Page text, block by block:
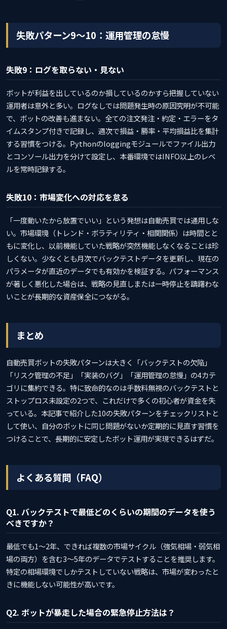
失敗パターン9〜10：運用管理の怠慢
失敗9：ログを取らない・見ない
ボットが利益を出しているのか損しているのかすら把握していない
運用者は意外と多い。ログなしでは問題発生時の原因究明が不可能
で、ボットの改善も進まない。全ての注文発注・約定・エラーをタ
イムスタンプ付きで記録し、週次で損益・勝率・平均損益比を集計
する習慣をつける。Pythonのloggingモジュールでファイル出力
とコンソール出力を分けて設定し、本番環境ではINFO以上のレベ
ルを常時記録する。
失敗10：市場変化への対応を怠る
「一度動いたから放置でいい」という発想は自動売買では通用しな
い。市場環境（トレンド・ボラティリティ・相関関係）は時間とと
もに変化し、以前機能していた戦略が突然機能しなくなることは珍
しくない。少なくとも月次でバックテストデータを更新し、現在の
パラメータが直近のデータでも有効かを検証する。パフォーマンス
が著しく悪化した場合は、戦略の見直しまたは一時停止を躊躇わな
いことが長期的な資産保全につながる。
まとめ
自動売買ボットの失敗パターンは大きく「バックテストの欠陥」
「リスク管理の不足」「実装のバグ」「運用管理の怠慢」の4カテ
ゴリに集約できる。特に致命的なのは手数料無視のバックテストと
ストップロス未設定の2つで、これだけで多くの初心者が資金を失
っている。本記事で紹介した10の失敗パターンをチェックリストと
して使い、自分のボットに同じ問題がないか定期的に見直す習慣を
つけることで、長期的に安定したボット運用が実現できるはずだ。
よくある質問（FAQ）
Q1. バックテストで最低どのくらいの期間のデータを使う
べきですか？
最低でも1〜2年、できれば複数の市場サイクル（強気相場・弱気相
場の両方）を含む3〜5年のデータでテストすることを推奨します。
特定の相場環境でしかテストしていない戦略は、市場が変わったと
きに機能しない可能性が高いです。
Q2. ボットが暴走した場合の緊急停止方法は？